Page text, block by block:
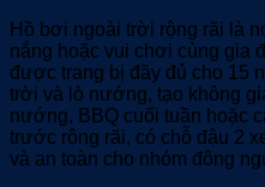
Hồ bơi ngoài trời rộng rãi là
nắng hoặc vui chơi cùng gia
được trang bị đầy đủ cho 15
trời và lò nướng, tạo không
nướng, BBQ cuối tuần hoặc
trước rộng rãi, có chỗ đậu 2
và an toàn cho nhóm đông